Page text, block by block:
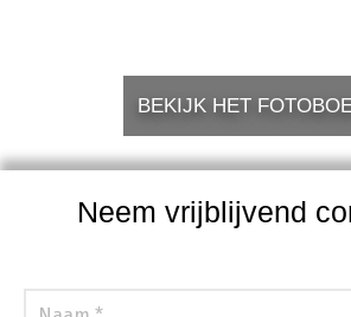
BEKIJK HET
Neem vrijblijvend